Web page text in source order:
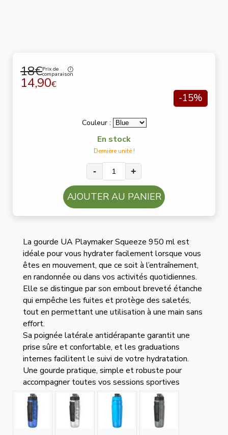
18€Prix de
comparaison
14,90€
-15%
Couleur :
En stock
Dernière unité !
- +
AJOUTER AU PANIER
La gourde UA Playmaker Squeeze 950 ml est
idéale pour vous hydrater facilement lorsque vous
êtes en mouvement, que ce soit à l’entraînement,
en randonnée ou dans vos activités quotidiennes.
Elle se distingue par son embout breveté étanche
qui empêche les fuites et protège des saletés,
tout en permettant une utilisation à une main sans
effort.
Sa poignée latérale antidérapante garantit une
prise sûre et confortable, et les graduations
internes facilitent le suivi de votre hydratation.
Une gourde pratique, simple et robuste pour
accompagner toutes vos sessions sportives